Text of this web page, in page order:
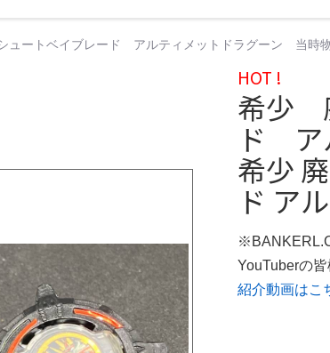
ートベイブレード アルティメットドラグーン 当時物
HOT !
希少
ド ア
希少
ド ア
YouTuberの
紹介動画はこ